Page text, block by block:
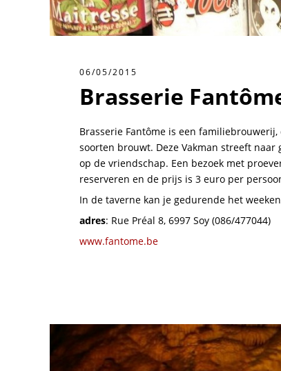
06/05/2015
Brasserie
Brasserie Fantôme is een
soorten brouwt. Deze Vakman streeft
op de vriendschap. Een bezoek met
reserveren en de prijs is 3 euro per
In de taverne kan je gedurende het
adres: Rue Préal 8, 6997 Soy (086/477044)
www.fantome.be